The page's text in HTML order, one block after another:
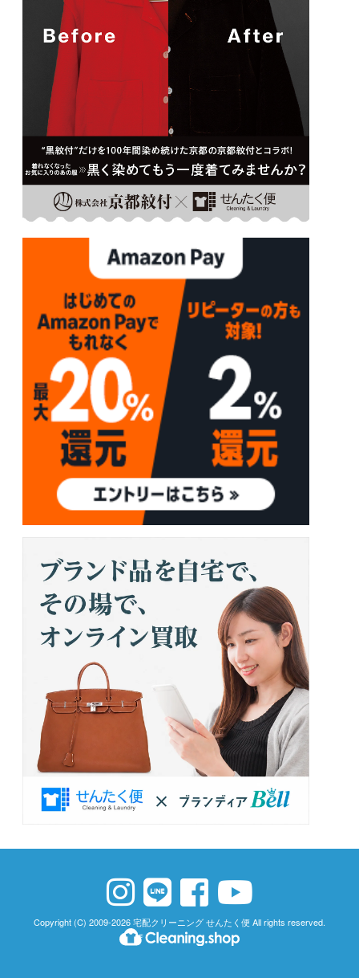
Copyright (C) 2009-2026宅配クリーニング せんたく便All rights reserved.